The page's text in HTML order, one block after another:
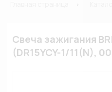
Свеча зажигания
(DR15YCY-1/11(N),